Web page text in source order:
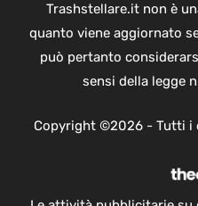
Trashstellare.it non è
quanto viene aggiornato
può pertanto
sensi della legge
Copyright ©2026 - Tutti